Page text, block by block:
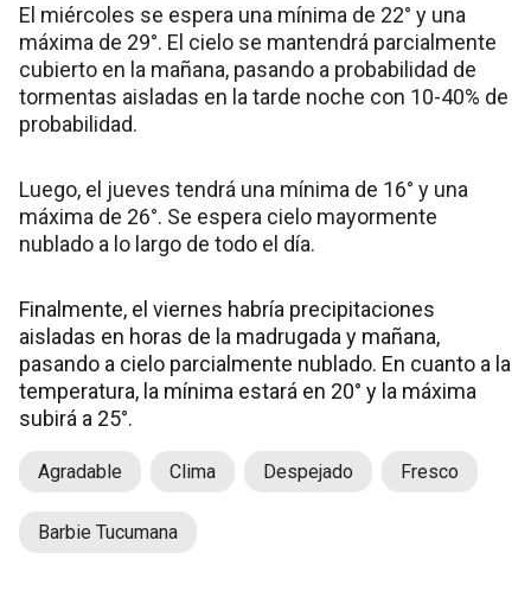
El miércoles se espera una mínima de 22° y una
máxima de 29°. El cielo se mantendrá parcialmente
cubierto en la mañana, pasando a probabilidad de
tormentas aisladas en la tarde noche con 10-40% de
probabilidad.
Luego, el jueves tendrá una mínima de 16° y una
máxima de 26°. Se espera cielo mayormente
nublado a lo largo de todo el día.
Finalmente, el viernes habría precipitaciones
aisladas en horas de la madrugada y mañana,
pasando a cielo parcialmente nublado. En cuanto a la
temperatura, la mínima estará en 20° y la máxima
subirá a 25°.
Agradable Clima Despejado Fresco
Barbie Tucumana